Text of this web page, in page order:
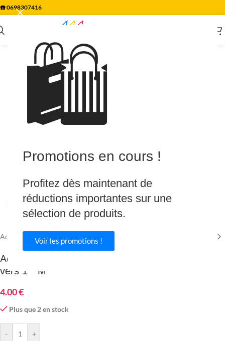
🛍️
Promotions en cours !
Profitez dès maintenant de
réductions importantes sur une
sélection de produits.
Voir les promotions !
☎️0698307416
Agrandir
Accueil Piscine & Spa PIECE A COLLER
Adaptateur 1″ M ou 3/4″ F vers 1″ M+ cannelé
vers 1¨¨ M
4.00€
Plus que 2 en stock
- +